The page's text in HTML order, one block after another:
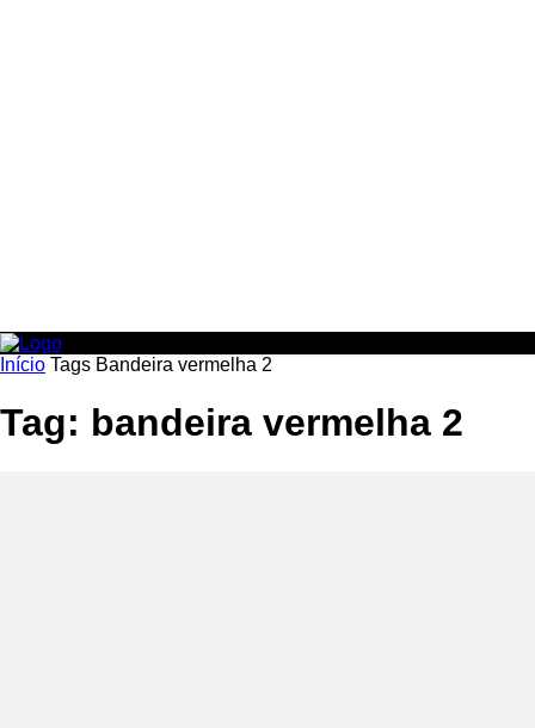
Início Tags Bandeira vermelha 2
Tag: bandeira vermelha 2